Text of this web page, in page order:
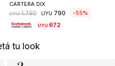
CARTERA DIX
UYU 1.790 UYU 790 55
UYU 672
tu look